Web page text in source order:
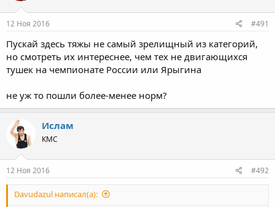
12 Ноя 2016 #491
Пускай здесь тяжы не самый зрелищный из категорий,
но смотреть их интереснее, чем тех не двигающихся
тушек на чемпионате России или Ярыгина
не уж то пошли более-менее норм?
Ислам
КМС
12 Ноя 2016 #492
Davudazul написал(а):